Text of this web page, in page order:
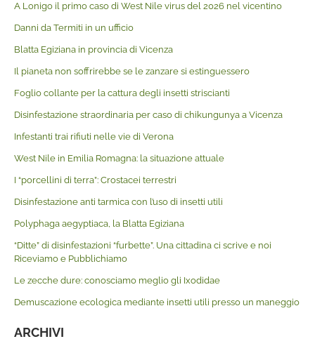
A Lonigo il primo caso di West Nile virus del 2026 nel vicentino
Danni da Termiti in un ufficio
Blatta Egiziana in provincia di Vicenza
Il pianeta non soffrirebbe se le zanzare si estinguessero
Foglio collante per la cattura degli insetti striscianti
Disinfestazione straordinaria per caso di chikungunya a Vicenza
Infestanti trai rifiuti nelle vie di Verona
West Nile in Emilia Romagna: la situazione attuale
I “porcellini di terra”: Crostacei terrestri
Disinfestazione anti tarmica con l’uso di insetti utili
Polyphaga aegyptiaca, la Blatta Egiziana
“Ditte” di disinfestazioni “furbette”. Una cittadina ci scrive e noi
Riceviamo e Pubblichiamo
Le zecche dure: conosciamo meglio gli Ixodidae
Demuscazione ecologica mediante insetti utili presso un maneggio
ARCHIVI